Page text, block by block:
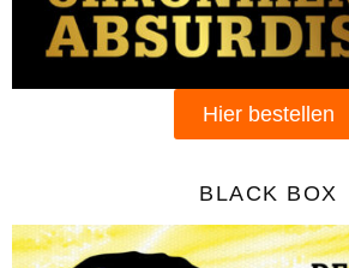
Hier bestellen
BLACK BOX